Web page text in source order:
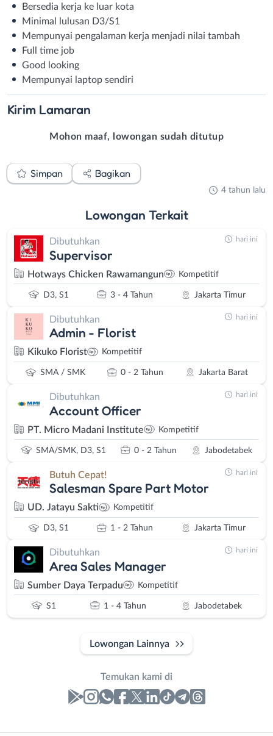
Bersedia kerja ke luar kota
Minimal lulusan D3/S1
Mempunyai pengalaman kerja menjadi nilai tambah
Full time job
Good looking
Mempunyai laptop sendiri
Kirim Lamaran
Mohon maaf, lowongan sudah ditutup
Simpan Bagikan
4 tahun lalu
Lowongan Terkait
Dibutuhkan
Supervisor
Hotways Chicken Rawamangun Kompetitif
D3, S1 3 - 4 Tahun Jakarta Timur
hari ini
Dibutuhkan
Admin - Florist
Kikuko Florist Kompetitif
SMA / SMK 0 - 2 Tahun Jakarta Barat
hari ini
Dibutuhkan
Account Officer
PT. Micro Madani Institute Kompetitif
SMA/SMK, D3, S1 0 - 2 Tahun Jabodetabek
hari ini
Butuh Cepat!
Salesman Spare Part Motor
UD. Jatayu Sakti Kompetitif
D3, S1 1 - 2 Tahun Jakarta Timur
hari ini
Dibutuhkan
Area Sales Manager
Sumber Daya Terpadu Kompetitif
S1 1 - 4 Tahun Jabodetabek
hari ini
Lowongan Lainnya
Temukan kami di